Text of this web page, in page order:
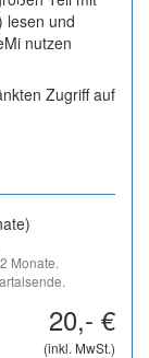
lesen und
nutzen
Zugriff auf
Monate.
20,- €
(inkl. MwSt.)